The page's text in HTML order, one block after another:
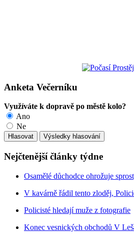
Anketa Večerníku
Využíváte k dopravě po městě kolo?
Ano
Ne
Nejčtenější články týdne
Osamělé důchodce ohrožuje
V kavárně řádil tento zloděj,
Policisté hledají muže z fotografie
Konec vesnických obchodů V